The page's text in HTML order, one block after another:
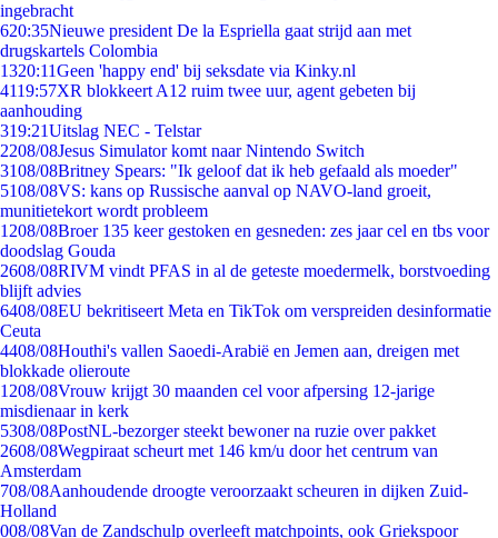
ingebracht
620:35Nieuwe president De la Espriella gaat strijd aan met
drugskartels Colombia
1320:11Geen 'happy end' bij seksdate via Kinky.nl
4119:57XR blokkeert A12 ruim twee uur, agent gebeten bij
aanhouding
319:21Uitslag NEC - Telstar
2208/08Jesus Simulator komt naar Nintendo Switch
3108/08Britney Spears: "Ik geloof dat ik heb gefaald als moeder"
5108/08VS: kans op Russische aanval op NAVO-land groeit,
munitietekort wordt probleem
1208/08Broer 135 keer gestoken en gesneden: zes jaar cel en tbs voor
doodslag Gouda
2608/08RIVM vindt PFAS in al de geteste moedermelk, borstvoeding
blijft advies
6408/08EU bekritiseert Meta en TikTok om verspreiden desinformatie
Ceuta
4408/08Houthi's vallen Saoedi-Arabië en Jemen aan, dreigen met
blokkade olieroute
1208/08Vrouw krijgt 30 maanden cel voor afpersing 12-jarige
misdienaar in kerk
5308/08PostNL-bezorger steekt bewoner na ruzie over pakket
2608/08Wegpiraat scheurt met 146 km/u door het centrum van
Amsterdam
708/08Aanhoudende droogte veroorzaakt scheuren in dijken Zuid-
Holland
008/08Van de Zandschulp overleeft matchpoints, ook Griekspoor